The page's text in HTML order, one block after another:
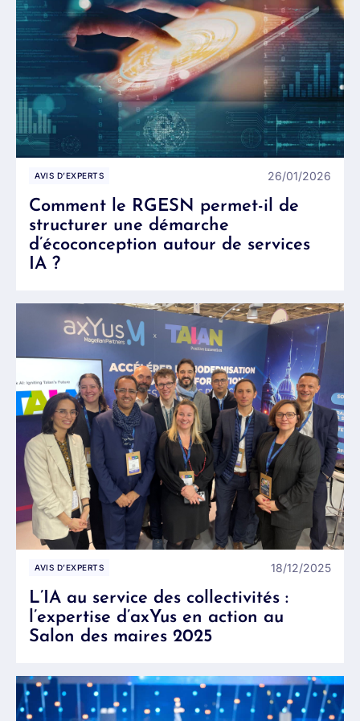
AVIS D’EXPERTS 26/01/2026
Comment le RGESN permet-il de
structurer une démarche
d’écoconception autour de services
IA ?
AVIS D’EXPERTS 18/12/2025
L’IA au service des collectivités :
l’expertise d’axYus en action au
Salon des maires 2025